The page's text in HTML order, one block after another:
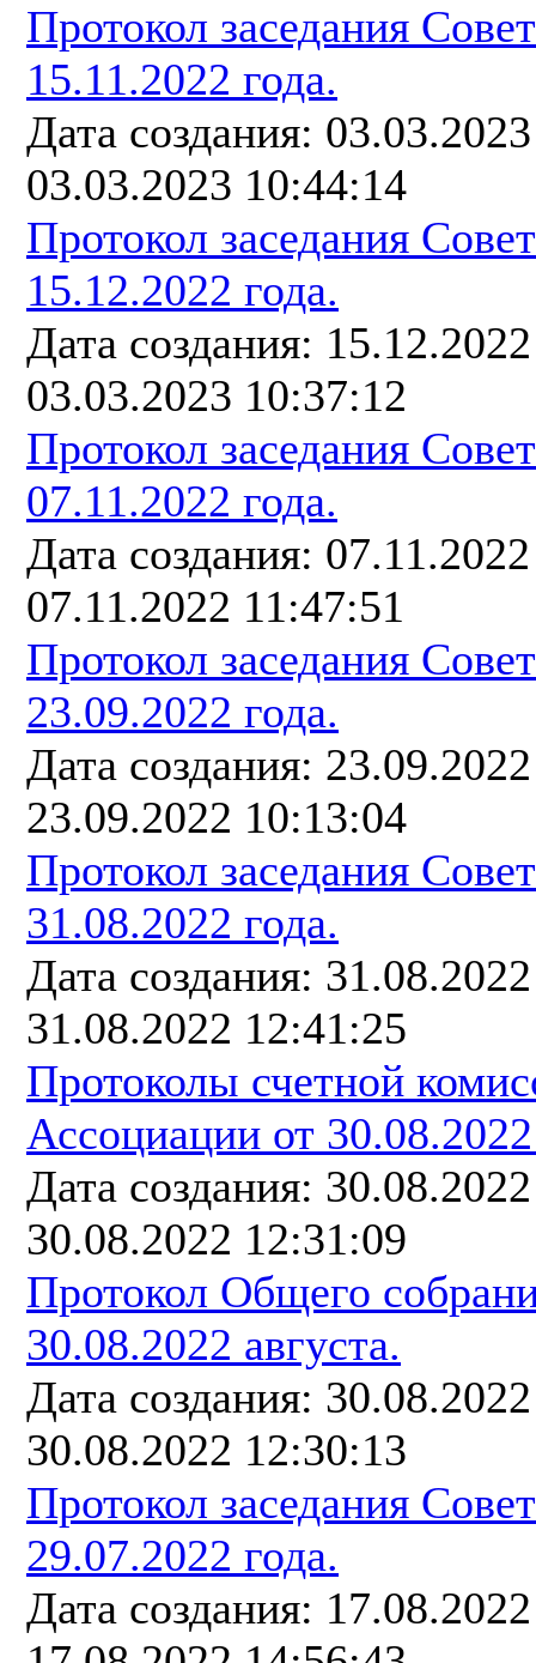
Протокол заседания
15.11.2022 года.
Дата создания:
03.03.2023 10:44:14
Протокол заседания
15.12.2022 года.
Дата создания:
03.03.2023 10:37:12
Протокол заседания
07.11.2022 года.
Дата создания:
07.11.2022 11:47:51
Протокол заседания
23.09.2022 года.
Дата создания:
23.09.2022 10:13:04
Протокол заседания
31.08.2022 года.
Дата создания:
31.08.2022 12:41:25
Протоколы счетной
Ассоциации от
Дата создания:
30.08.2022 12:31:09
Протокол Общего
30.08.2022 августа.
Дата создания:
30.08.2022 12:30:13
Протокол заседания
29.07.2022 года.
Дата создания: